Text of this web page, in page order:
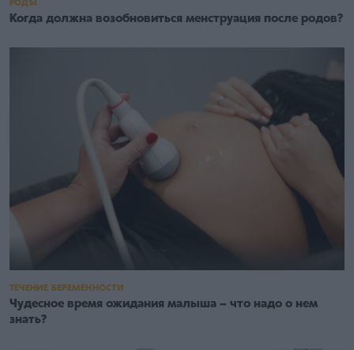
РОДЫ
Когда должна возобновиться менструация после родов?
ТЕЧЕНИЕ БЕРЕМЕННОСТИ
Чудесное время ожидания малыша – что надо о нем
знать?